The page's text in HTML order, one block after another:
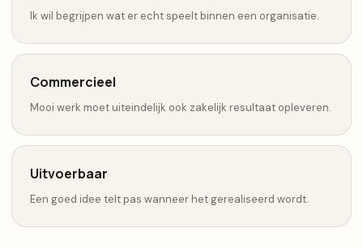
Ik wil begrijpen wat er echt speelt binnen een organisatie.
Commercieel
Mooi werk moet uiteindelijk ook zakelijk resultaat opleveren.
Uitvoerbaar
Een goed idee telt pas wanneer het gerealiseerd wordt.